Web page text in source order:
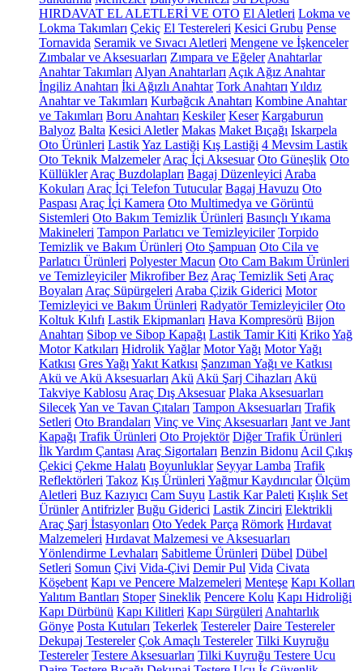
HIRDAVAT EL ALETLERİ VE OTO El Aletleri Lokma ve
Lokma Takımları Çekiç El Testereleri Kesici Grubu Pense
Tornavida Seramik ve Sıvacı Aletleri Mengene ve İşkenceler
Zımbalar ve Aksesuarları Zımpara ve Eğeler Anahtarlar
Anahtar Takımları Alyan Anahtarları Açık Ağız Anahtar
İngiliz Anahtarı İki Ağızlı Anahtar Tork Anahtarı Yıldız
Anahtar ve Takımları Kurbağcık Anahtarı Kombine Anahtar
ve Takımları Boru Anahtarı Keskiler Keser Kargaburun
Balyoz Balta Kesici Aletler Makas Maket Bıçağı Iskarpela
Oto Ürünleri LastikYaz Lastiği Kış Lastiği 4 Mevsim Lastik
Oto Teknik Malzemeler Araç İçi Aksesuar Oto Güneşlik Oto
Küllükler Araç Buzdolapları Bagaj Düzenleyici Araba
Kokuları Araç İçi Telefon Tutucular Bagaj Havuzu Oto
Paspası Araç İçi Kamera Oto Multimedya ve Görüntü
Sistemleri Oto Bakım Temizlik Ürünleri Basınçlı Yıkama
Makineleri Tampon Parlatıcı ve Temizleyiciler Torpido
Temizlik ve Bakım Ürünleri Oto Şampuan Oto Cila ve
Parlatıcı Ürünleri Polyester Macun Oto Cam Bakım Ürünleri
ve Temizleyiciler Mikrofiber Bez Araç Temizlik Seti Araç
Boyaları Araç Süpürgeleri Araba Çizik Giderici Motor
Temizleyici ve Bakım Ürünleri Radyatör Temizleyiciler Oto
Koltuk Kılıfı Lastik Ekipmanları Hava Kompresörü Bijon
Anahtarı Sibop ve Sibop Kapağı Lastik Tamir Kiti KrikoYağ
Motor Katkıları Hidrolik Yağlar Motor Yağı Motor Yağı
Katkısı Gres Yağı Yakıt Katkısı Şanzıman Yağı ve Katkısı
Akü ve Akü Aksesuarları Akü Akü Şarj Cihazları Akü
Takviye Kablosu Araç Dış Aksesuar Plaka Aksesuarları
SilecekYan ve Tavan Çıtaları Tampon Aksesuarları Trafik
Setleri Oto Brandaları Vinç ve Vinç Aksesuarları Jant ve Jant
Kapağı Trafik Ürünleri Oto Projektör Diğer Trafik Ürünleri
İlk Yardım Çantası Araç Sigortaları Benzin Bidonu Acil Çıkış
Çekici Çekme Halatı Boyunluklar Seyyar Lamba Trafik
Reflektörleri Takoz Kış Ürünleri Yağmur Kaydırıcılar Ölçüm
Aletleri Buz Kazıyıcı Cam Suyu Lastik Kar Paleti Kışlık Set
Ürünler Antifrizler Buğu Giderici Lastik Zinciri Elektrikli
Araç Şarj İstasyonları Oto Yedek Parça Römork Hırdavat
Malzemeleri Hırdavat Malzemesi ve Aksesuarları
Yönlendirme Levhaları Sabitleme Ürünleri Dübel Dübel
Setleri Somun Çivi Vida-Çivi Demir Pul Vida Civata
Köşebent Kapı ve Pencere Malzemeleri Menteşe Kapı Kolları
Yalıtım Bantları Stoper Sineklik Pencere Kolu Kapı Hidroliği
Kapı Dürbünü Kapı Kilitleri Kapı Sürgüleri Anahtarlık
Gönye Posta Kutuları Tekerlek Testereler Daire Testereler
Dekupaj Testereler Çok Amaçlı Testereler Tilki Kuyruğu
Testereler Testere Aksesuarları Tilki Kuyruğu Testere Ucu